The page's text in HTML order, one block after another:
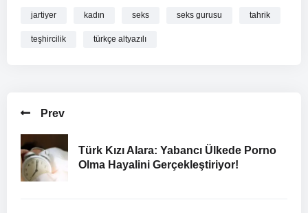
jartiyer kadın seks seks gurusu tahrik
teşhircilik türkçe altyazılı
Prev
Türk Kızı Alara: Yabancı Ülkede Porno
Olma Hayalini Gerçekleştiriyor!